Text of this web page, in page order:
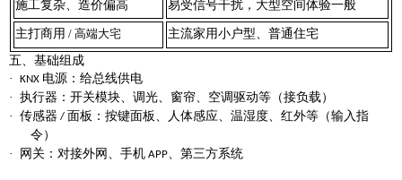
施工复杂、造价偏高 易受信号干扰，大型空间体验一般
主打商用 / 高端大宅
主流家用小户型、普通住宅
五、基础组成
·
KNX 电源 ：给总线供电
· 执行器 ：开关模块、调光、窗帘、空调驱动等（接负载）
· 传感器 / 面板 ：按键面板、人体感应、温湿度、红外等（输入指
令）
·
网关 ：对接外网、手机 APP、第三方系统